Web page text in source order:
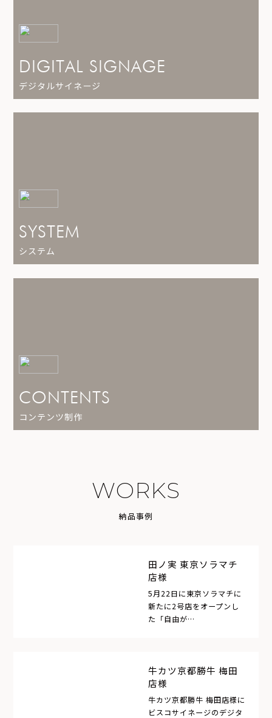
DIGITAL SIGNAGE
デジタルサイネージ
SYSTEM
システム
CONTENTS
コンテンツ制作
WORKS
納品事例
田ノ実 東京ソラマチ
店様
5月22日に東京ソラマチに
新たに2号店をオープンし
た「自由が…
牛カツ京都勝牛 梅田
店様
牛カツ京都勝牛 梅田店様に
ビスコサイネージのデジタ